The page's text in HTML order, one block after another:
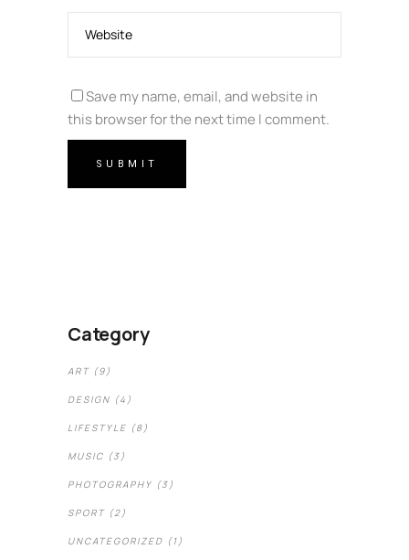
Save my name, email, and website in
this browser for the next time I comment.
Category
ART (9)
DESIGN (4)
LIFESTYLE (8)
MUSIC (3)
PHOTOGRAPHY (3)
SPORT (2)
UNCATEGORIZED (1)